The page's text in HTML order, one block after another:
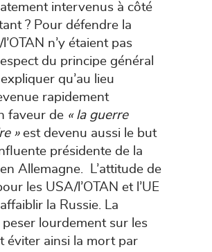
intervenus à côté
? Pour défendre la
n’y étaient pas
du principe général
qu’au lieu
rapidement
faveur de « la guerre
» est devenu aussi le but
présidente de la
Allemagne. L’attitude de
les USA/l’OTAN et l’UE
la Russie. La
lourdement sur les
éviter ainsi la mort par